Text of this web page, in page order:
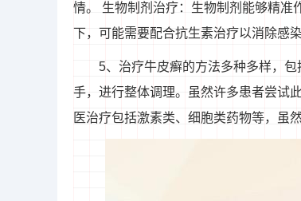
情。 生物制剂治疗：生物制剂能够精准
下，可能需要配合抗生素治疗以消除感染
5、治疗牛皮癣的方法多种多样，
手，进行整体调理。虽然许多患者尝试
医治疗包括激素类、细胞类药物等，虽